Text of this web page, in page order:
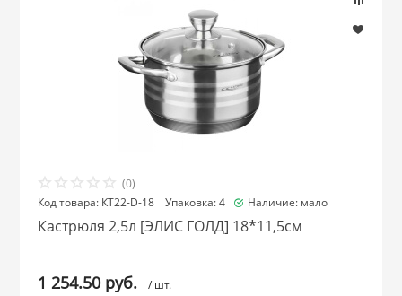
(0)
Наличие: мало
Код товара: КТ22-D-18 Упаковка: 4
Кастрюля 2,5л [ЭЛИС ГОЛД] 18*11,5см
1 254.50 руб. / шт.